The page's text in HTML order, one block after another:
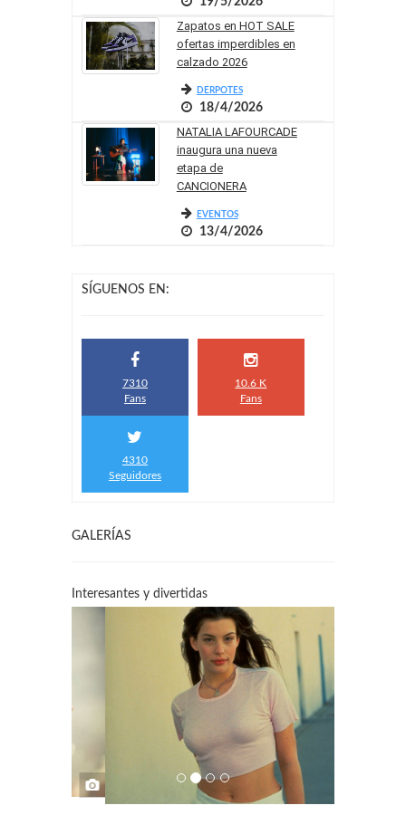
Zapatos en HOT SALE
ofertas imperdibles en
calzado 2026
DERPOTES
18/4/2026
NATALIA LAFOURCADE
inaugura una nueva
etapa de
CANCIONERA
EVENTOS
13/4/2026
SÍGUENOS EN:
7310
Fans
10.6 K
Fans
4310
Seguidores
GALERÍAS
Interesantes y divertidas